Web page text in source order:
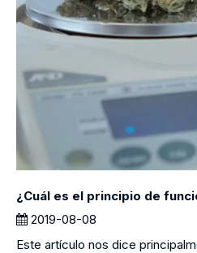
2019-08-08
Este artículo nos dice